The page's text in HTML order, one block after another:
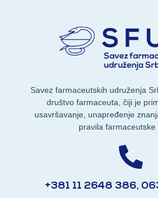
Savez farmaceutskih udruženja
društvo farmaceuta, čiji je
usavršavanje, unapređenje
pravila farmaceutske
+381 11 2648 386,